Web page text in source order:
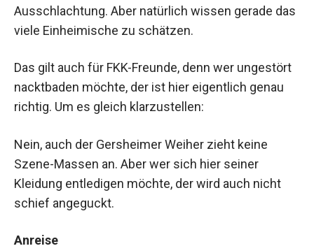
Ausschlachtung. Aber natürlich wissen gerade das
viele Einheimische zu schätzen.
Das gilt auch für FKK-Freunde, denn wer ungestört
nacktbaden möchte, der ist hier eigentlich genau
richtig. Um es gleich klarzustellen:
Nein, auch der Gersheimer Weiher zieht keine
Szene-Massen an. Aber wer sich hier seiner
Kleidung entledigen möchte, der wird auch nicht
schief angeguckt.
Anreise